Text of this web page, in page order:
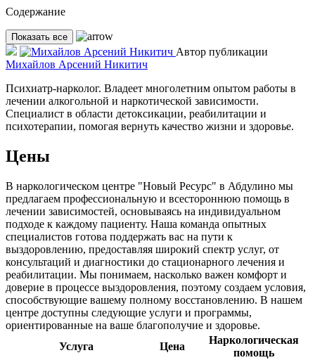
Содержание
Показать все
Автор публикации
Михайлов Арсений Никитич
Психиатр-нарколог. Владеет многолетним опытом работы в
лечении алкогольной и наркотической зависимости.
Специалист в области детоксикации, реабилитации и
психотерапии, помогая вернуть качество жизни и здоровье.
Цены
В наркологическом центре "Новый Ресурс" в Абдулино мы
предлагаем профессиональную и всестороннюю помощь в
лечении зависимостей, основываясь на индивидуальном
подходе к каждому пациенту. Наша команда опытных
специалистов готова поддержать вас на пути к
выздоровлению, предоставляя широкий спектр услуг, от
консультаций и диагностики до стационарного лечения и
реабилитации. Мы понимаем, насколько важен комфорт и
доверие в процессе выздоровления, поэтому создаем условия,
способствующие вашему полному восстановлению. В нашем
центре доступны следующие услуги и программы,
ориентированные на ваше благополучие и здоровье.
Услуга
Цена
Наркологическая
помощь